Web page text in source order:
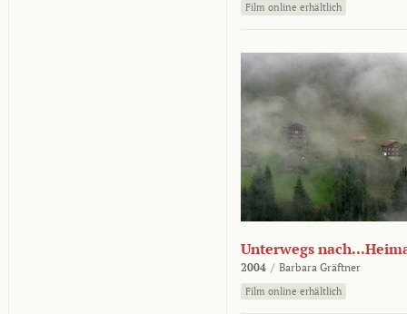
Film online erhältlich
Unterwegs
2004 / Barbara Gräftner
Film online erhältlich